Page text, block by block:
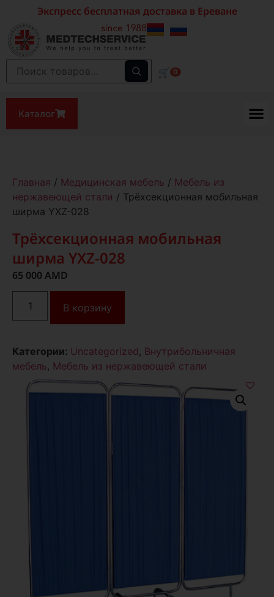
Экспресс бесплатная доставка в Ереване
🛒 0
Каталог
Главная / Медицинская мебель / Мебель из
нержавеющей стали / Трёхсекционная мобильная
ширма YXZ-028
Трёхсекционная мобильная
ширма YXZ-028
65 000 AMD
В корзину
Категории: Uncategorized , Внутрибольничная
мебель, Мебель из нержавеющей стали